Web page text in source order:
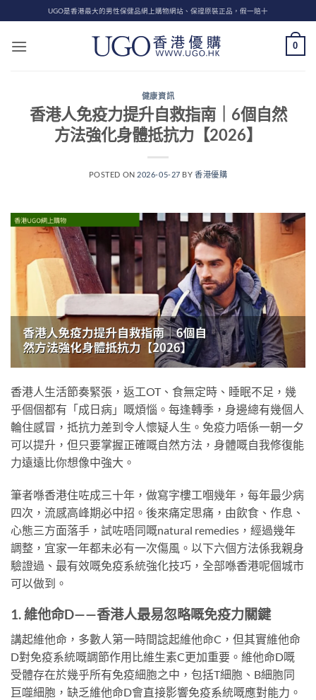
to
content
UGO是香港最大的男性保健品網上購物網站、保證原裝正品，假一賠十
0
健康資訊
香港人免疫力提升自救指南｜6個自然
方法強化身體抵抗力【2026】
POSTED ON 2026-05-27 BY香港優購
香港人生活節奏緊張，返工OT、食無定時、睡眠不足，幾
乎個個都有「成日病」嘅煩惱。每逢轉季，身邊總有幾個人
輪住感冒，抵抗力差到令人懷疑人生。免疫力唔係一朝一夕
可以提升，但只要掌握正確嘅自然方法，身體嘅自我修復能
力遠遠比你想像中強大。
筆者喺香港住咗成三十年，做寫字樓工嗰幾年，每年最少病
四次，流感高峰期必中招。後來痛定思痛，由飲食、作息、
心態三方面落手，試咗唔同嘅natural remedies，經過幾年
調整，宜家一年都未必有一次傷風。以下六個方法係我親身
驗證過、最有效嘅免疫系統強化技巧，全部喺香港呢個城市
可以做到。
1. 維他命D——香港人最易忽略嘅免疫力關鍵
講起維他命，多數人第一時間諗起維他命C，但其實維他命
D對免疫系統嘅調節作用比維生素C更加重要。維他命D嘅
受體存在於幾乎所有免疫細胞之中，包括T細胞、B細胞同
巨噬細胞，缺乏維他命D會直接影響免疫系統嘅應對能力。